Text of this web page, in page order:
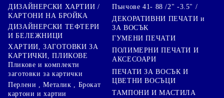
ДИЗАЙНЕРСКИ ХАРТИИ /
КАРТОНИ НА БРОЙКА
ДИЗАЙНЕРСКИ ТЕФТЕРИ
И БЕЛЕЖНИЦИ
ХАРТИИ, ЗАГОТОВКИ ЗА
КАРТИЧКИ, ПЛИКОВЕ
Пликове и комплекти
заготовки за картички
Перлени , Металик , Брокат
картони и хартии
Пънчове 41- 88 /2" -3.5" /
ДЕКОРАТИВНИ ПЕЧАТИ и
ЗА ВОСЪК
ГУМЕНИ ПЕЧАТИ
ПОЛИМЕРНИ ПЕЧАТИ И
АКСЕСОАРИ
ПЕЧАТИ ЗА ВОСЪК И
ЦВЕТНИ ВОСЪЦИ
ТАМПОНИ И МАСТИЛА